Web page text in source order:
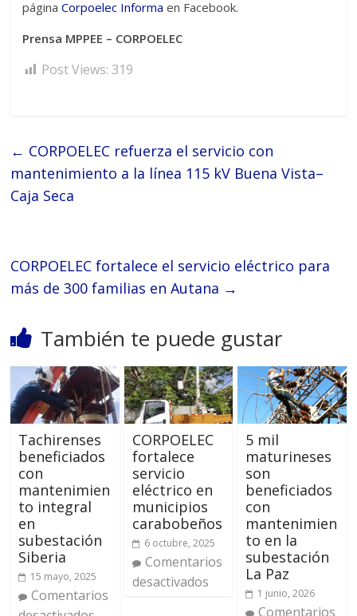
página Corpoelec Informaen Facebook.
Prensa MPPEE – CORPOELEC
Post Views: 319
← CORPOELEC refuerza el servicio con
mantenimiento a la línea 115 kV Buena Vista–
Caja Seca
CORPOELEC fortalece el servicio eléctrico para
más de 300 familias en Autana →
También te puede gustar
Tachirenses
beneficiados
con
mantenimien
to integral
en
subestación
Siberia
15 mayo, 2025
Comentarios
CORPOELEC
fortalece
servicio
eléctrico en
municipios
carabobeños
6 octubre, 2025
Comentarios
desactivados
5 mil
maturineses
son
beneficiados
con
mantenimien
to en la
subestación
La Paz
1 junio, 2026
Comentarios